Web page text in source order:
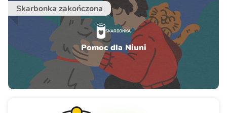
Skarbonka zakończona
SKARBONKA
Pomoc dla Niuni